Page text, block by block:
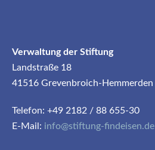
Verwaltung der Stiftung
Landstraße 18
41516 Grevenbroich-Hemmerden
Telefon: +49 2182 / 88 655-30
E-Mail: info@stiftung-findeisen.de